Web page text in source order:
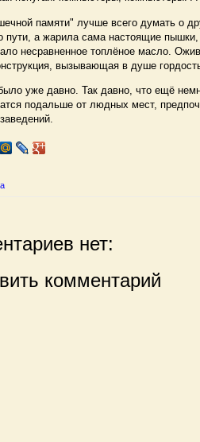
памяти" лучше всего думать о
пути, а жарила сама настоящие
несравненное топлёное масло.
вызывающая в душе
уже давно. Так давно, что ещё
подальше от людных мест,
нет:
комментарий